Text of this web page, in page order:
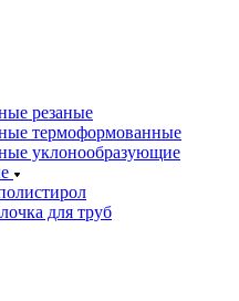
резаные
термоформованные
уклонообразующие
для труб